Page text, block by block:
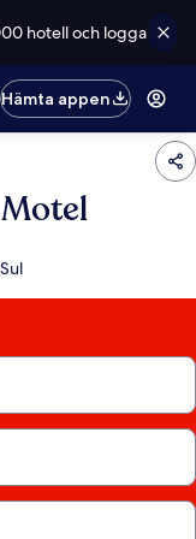
hotell och logga
Hämta appen